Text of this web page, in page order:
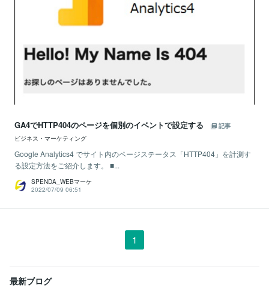
GA4でHTTP404のページを個別のイベントで設定する
記事
ビジネス・マーケティング
Google Analytics4 でサイト内のページステータス「HTTP404」を計測す
る設定方法をご紹介します。 ■...
SPENDA_WEBマーケ
2022/07/09 06:51
1
最新ブログ